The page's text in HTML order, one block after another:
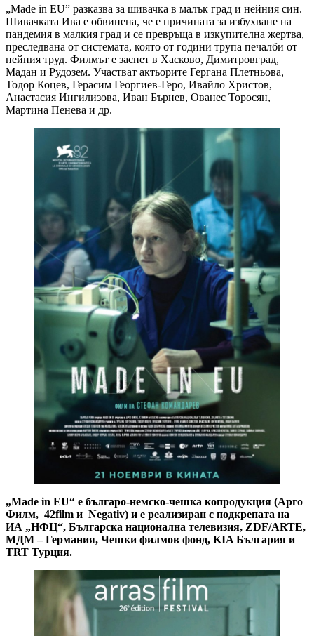
„Made in EU” разказва за шивачка в малък град и нейния син.
Шивачката Ива е обвинена, че е причината за избухване на
пандемия в малкия град и се превръща в изкупителна жертва,
преследвана от системата, която от години трупа печалби от
нейния труд. Филмът е заснет в Хасково, Димитровград,
Мадан и Рудозем. Участват актьорите Гергана Плетньова,
Тодор Коцев, Герасим Георгиев-Геро, Ивайло Христов,
Анастасия Ингилизова, Иван Бърнев, Ованес Торосян,
Мартина Пенева и др.
„Made in EU“ е българо-немско-чешка копродукция (Арго
Филм, 42film и Negativ) и e реализиран с подкрепата на
ИА „НФЦ“, Българска национална телевизия, ZDF/ARTE,
МДМ– Германия, Чешки филмов фонд, KIA България и
TRT Турция.